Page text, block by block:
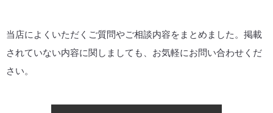
当店によくいただくご質問やご相談内容をまとめました。掲載
されていない内容に関しましても、お気軽にお問い合わせくだ
さい。